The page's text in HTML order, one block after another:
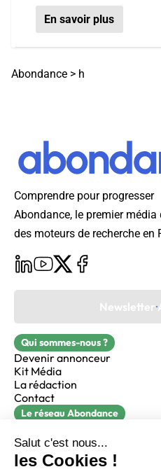
En savoir plus
Abondance > h
Comprendre pour progresser
Abondance, le premier média
des moteurs de recherche en
Newsletter
Qui sommes-nous ?
Devenir annonceur
Kit Média
La rédaction
Contact
Le réseau Abondance
Réacteur
alfie formation